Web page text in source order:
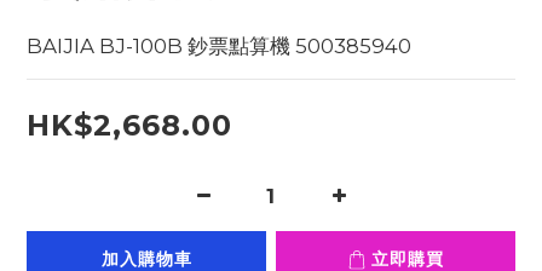
BAIJIA BJ-100B 鈔票點算機 500385940
HK$2,668.00
加入購物車 立即購買